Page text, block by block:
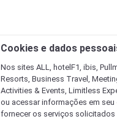
Cookies e dados
Nos sites ALL, hotelF1, ibis,
Resorts, Business Travel,
Activities & Events, Limitless
ou acessar informações em
fornecer os serviços solicitados